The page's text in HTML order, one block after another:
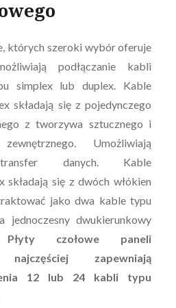
których szeroki wybór oferuje
podłączanie kabli
simplex lub duplex. Kable
składają się z pojedynczego
z tworzywa sztucznego i
Umożliwiają
transfer danych. Kable
składają się z dwóch włókien
jako dwa kable typu
jednoczesny dwukierunkowy
Płyty czołowe paneli
najczęściej zapewniają
12 lub 24 kabli typu